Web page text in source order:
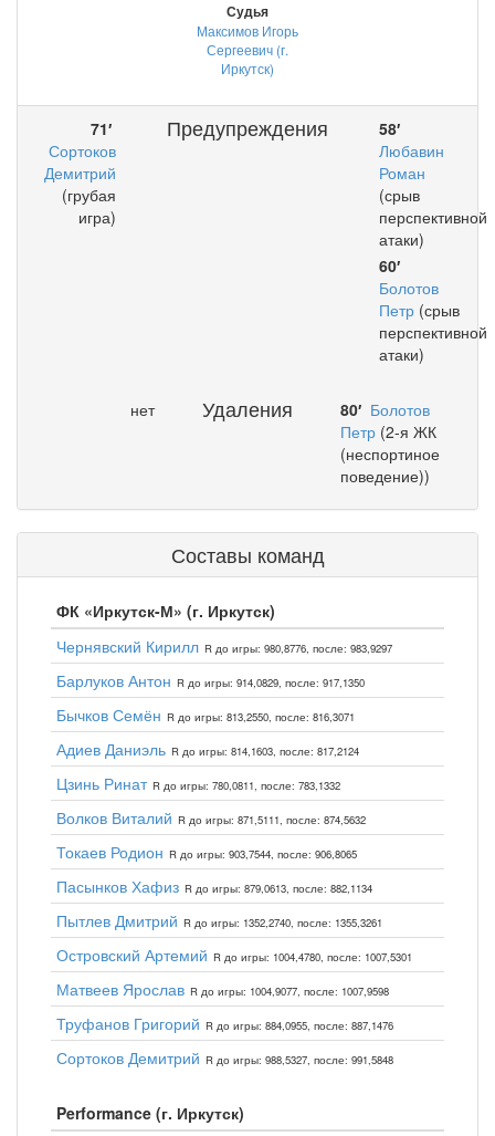
Судья
Максимов Игорь
Сергеевич (г.
Иркутск)
71′
Сортоков
Демитрий
(грубая
игра)
Предупреждения
58′
Любавин
Роман
(срыв
перспективной
атаки)
60′
Болотов
Петр (срыв
перспективной
атаки)
нет Удаления 80′ Болотов
Петр (2-я ЖК
(неспортиное
поведение))
Составы команд
ФК «Иркутск-М» (г. Иркутск)
Чернявский Кирилл R до игры: 980,8776, после: 983,9297
Барлуков Антон R до игры: 914,0829, после: 917,1350
Бычков Семён R до игры: 813,2550, после: 816,3071
Адиев Даниэль R до игры: 814,1603, после: 817,2124
Цзинь Ринат R до игры: 780,0811, после: 783,1332
Волков Виталий R до игры: 871,5111, после: 874,5632
Токаев Родион R до игры: 903,7544, после: 906,8065
Пасынков Хафиз R до игры: 879,0613, после: 882,1134
Пытлев Дмитрий R до игры: 1352,2740, после: 1355,3261
Островский Артемий R до игры: 1004,4780, после: 1007,5301
Матвеев Ярослав R до игры: 1004,9077, после: 1007,9598
Труфанов Григорий R до игры: 884,0955, после: 887,1476
Сортоков Демитрий R до игры: 988,5327, после: 991,5848
Performance (г. Иркутск)